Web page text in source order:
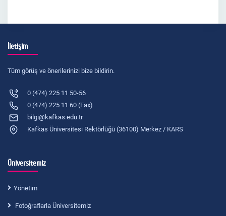
İletişim
Tüm görüş ve önerilerinizi bize bildirin.
0 (474) 225 11 50-56
0 (474) 225 11 60 (Fax)
bilgi@kafkas.edu.tr
Kafkas Üniversitesi Rektörlüğü (36100) Merkez / KARS
Üniversitemiz
Yönetim
Fotoğraflarla Üniversitemiz